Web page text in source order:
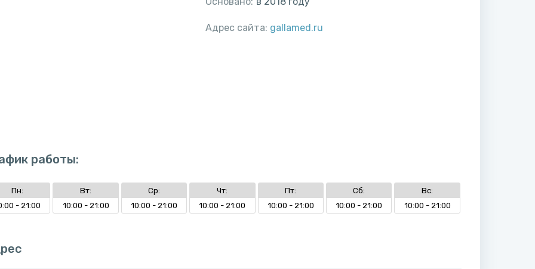
Адрес сайта: gallamed.ru
работы:
Пн:
- 21:00
Вт:
10:00 - 21:00
Ср:
10:00 - 21:00
Чт:
10:00 - 21:00
Пт:
10:00 - 21:00
Сб:
10:00 - 21:00
Вс:
10:00 - 21:00